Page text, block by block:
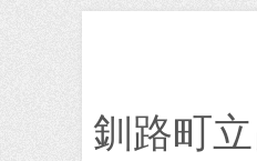
釧路町